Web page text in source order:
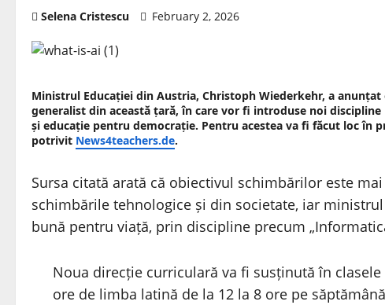
Selena Cristescu February 2, 2026
Ministrul Educației din Austria, Christoph Wiederkehr, a
generalist din această țară, în care vor fi introduse noi
și educație pentru democrație. Pentru acestea va fi făcut loc în
potrivit News4teachers.de.
Sursa citată arată că obiectivul schimbărilor este
schimbările tehnologice și din societate, iar
bună pentru viață, prin discipline precum
Noua direcție curriculară va fi susținută în
ore de limba latină de la 12 la 8 ore pe